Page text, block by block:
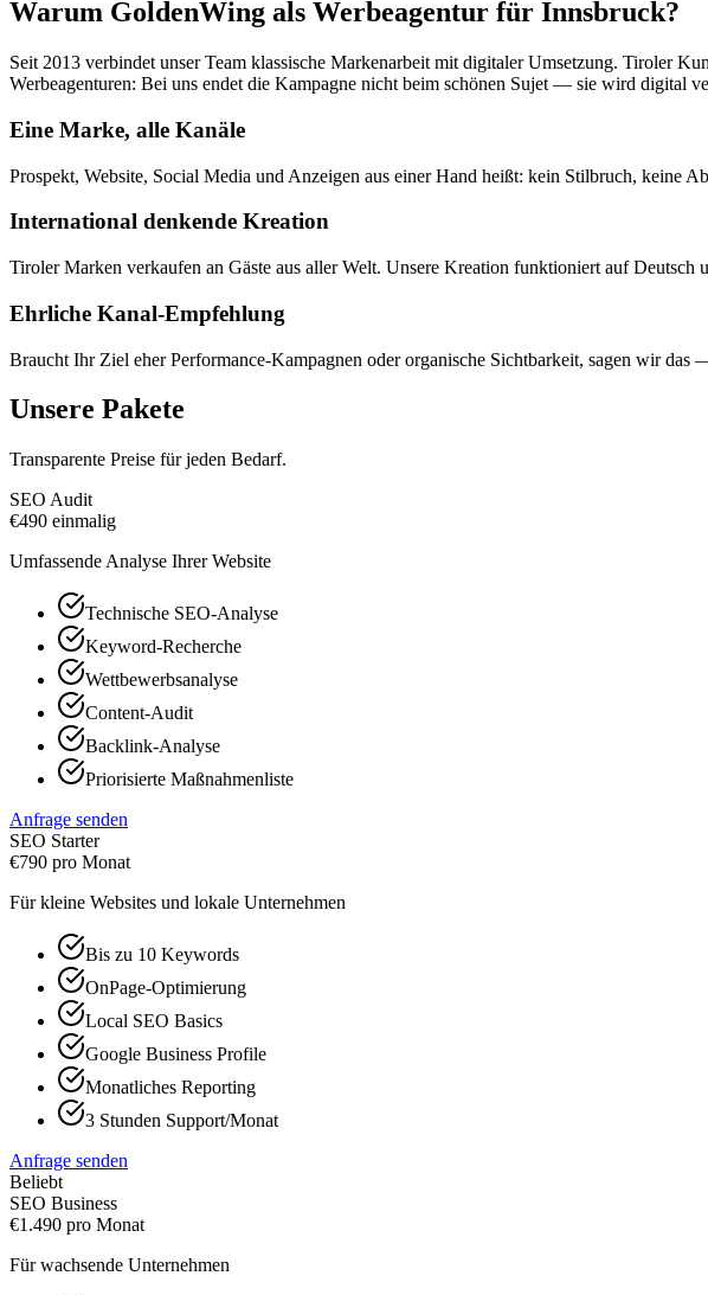
Warum GoldenWing als Werbeagentur für Innsbruck?
Seit 2013 verbindet unser Team klassische Markenarbeit mit digitaler Umsetzung. Tiroler
Werbeagenturen: Bei uns endet die Kampagne nicht beim schönen Sujet — sie wird digital
Eine Marke, alle Kanäle
Prospekt, Website, Social Media und Anzeigen aus einer Hand heißt: kein Stilbruch, keine
International denkende Kreation
Tiroler Marken verkaufen an Gäste aus aller Welt. Unsere Kreation funktioniert auf
Ehrliche Kanal-Empfehlung
Braucht Ihr Ziel eher Performance-Kampagnen oder organische Sichtbarkeit, sagen wir
Unsere Pakete
Transparente Preise für jeden Bedarf.
SEO Audit
€490 einmalig
Umfassende Analyse Ihrer Website
Technische SEO-Analyse
Keyword-Recherche
Wettbewerbsanalyse
Content-Audit
Backlink-Analyse
Priorisierte Maßnahmenliste
Anfrage senden
SEO Starter
€790 pro Monat
Für kleine Websites und lokale Unternehmen
Bis zu 10 Keywords
OnPage-Optimierung
Local SEO Basics
Google Business Profile
Monatliches Reporting
3 Stunden Support/Monat
Anfrage senden
Beliebt
SEO Business
€1.490 pro Monat
Für wachsende Unternehmen